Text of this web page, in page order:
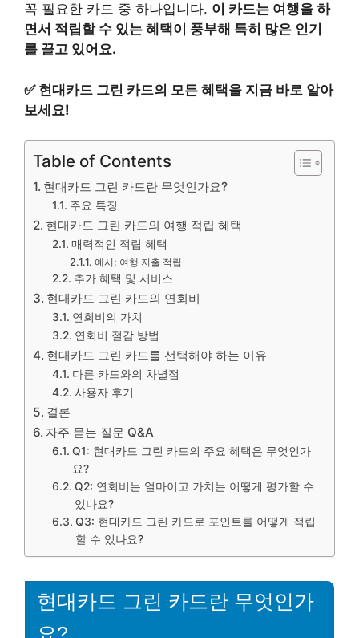
꼭 필요한 카드 중 하나입니다. 이 카드는 여행을 하
면서 적립할 수 있는 혜택이 풍부해 특히 많은 인기
를 끌고 있어요.
✅ 현대카드 그린 카드의 모든 혜택을 지금 바로 알아
보세요!
Table of Contents
현대카드 그린 카드란 무엇인가요?
주요 특징
현대카드 그린 카드의 여행 적립 혜택
매력적인 적립 혜택
예시: 여행 지출 적립
추가 혜택 및 서비스
현대카드 그린 카드의 연회비
연회비의 가치
연회비 절감 방법
현대카드 그린 카드를 선택해야 하는 이유
다른 카드와의 차별점
사용자 후기
결론
자주 묻는 질문 Q&A
Q1: 현대카드 그린 카드의 주요 혜택은 무엇인가
요?
Q2: 연회비는 얼마이고 가치는 어떻게 평가할 수
있나요?
Q3: 현대카드 그린 카드로 포인트를 어떻게 적립
할 수 있나요?
현대카드 그린 카드란 무엇인가
요?